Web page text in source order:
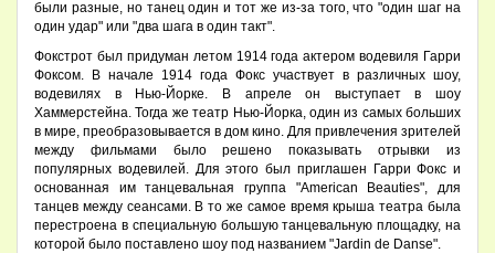
были разные, но танец один и тот же из-за того, что "один шаг на
один удар" или "два шага в один такт".
Фокстрот был придуман летом 1914 года актером водевиля Гарри
Фоксом. В начале 1914 года Фокс участвует в различных шоу,
водевилях в Нью-Йорке. В апреле он выступает в шоу
Хаммерстейна. Тогда же театр Нью-Йорка, один из самых больших
в мире, преобразовывается в дом кино. Для привлечения зрителей
между фильмами было решено показывать отрывки из
популярных водевилей. Для этого был приглашен Гарри Фокс и
основанная им танцевальная группа "American Beauties", для
танцев между сеансами. В то же самое время крыша театра была
перестроена в специальную большую танцевальную площадку, на
которой было поставлено шоу под названием "Jardin de Danse".